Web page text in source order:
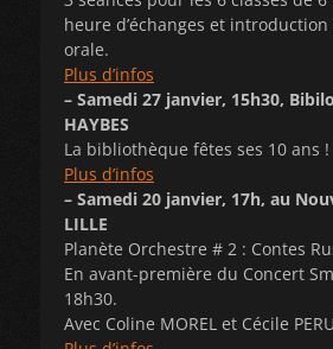
heure d’échanges et
orale.
Plus d’infos
– Samedi 27 janvier, 15h30,
HAYBES
La bibliothèque fêtes ses 10 ans !
Plus d’infos
– Samedi 20 janvier, 17h, au
LILLE
Planète Orchestre # 2 : Contes
En avant-première du Concert
18h30.
Avec Coline MOREL et Cécile